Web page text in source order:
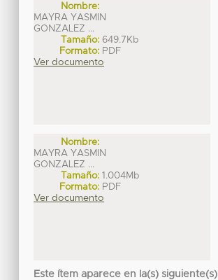
Nombre:
MAYRA YASMIN
GONZALEZ ...
Tamaño: 649.7Kb
Formato: PDF
Ver documento
Nombre:
MAYRA YASMIN
GONZALEZ ...
Tamaño: 1.004Mb
Formato: PDF
Ver documento
Este ítem aparece en la(s) siguiente(s)